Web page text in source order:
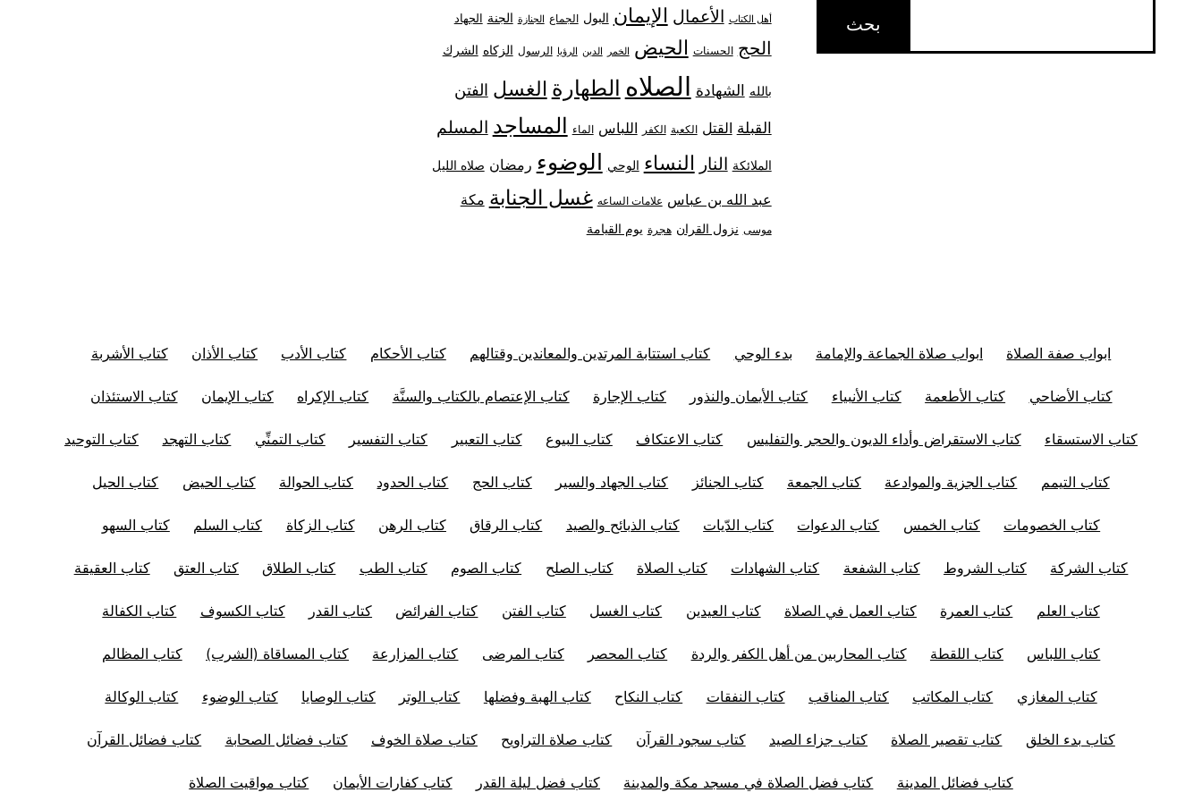
أهل الكتاب الأعمال الإيمان البول الجماع الجنازة الجنة الجهاد
الحج الحسنات الحيض الخمر الدين الرؤيا الرسول الزكاه الشرك
بالله الشهادة الصلاه الطهارة الغسل الفتن
القبلة القتل الكعبة الكفر اللباس الماء المساجد المسلم
الملائكة النار النساء الوحي الوضوء رمضان صلاه الليل
عبد الله بن عباس علامات الساعه غسل الجنابة مكة
موسى نزول القران هجرة يوم القيامة
ابواب صفة الصلاة ابواب صلاة الجماعة والإمامة بدء الوحي كتاب استتابة المرتدين والمعاندين وقتالهم كتاب الأحكام كتاب الأدب كتاب الأذان كتاب الأشربة
كتاب الأضاحي كتاب الأطعمة كتاب الأنبياء كتاب الأيمان والنذور كتاب الإجارة كتاب الإعتصام بالكتاب والسنَّة كتاب الإكراه كتاب الإيمان كتاب الاستئذان
كتاب الاستسقاء كتاب الاستقراض وأداء الديون والحجر والتفليس كتاب الاعتكاف كتاب البيوع كتاب التعبير كتاب التفسير كتاب التمنِّي كتاب التهجد كتاب التوحيد
كتاب التيمم كتاب الجزية والموادعة كتاب الجمعة كتاب الجنائز كتاب الجهاد والسير كتاب الحج كتاب الحدود كتاب الحوالة كتاب الحيض كتاب الحيل
كتاب الخصومات كتاب الخمس كتاب الدعوات كتاب الدّيات كتاب الذبائح والصيد كتاب الرقاق كتاب الرهن كتاب الزكاة كتاب السلم كتاب السهو
كتاب الشركة كتاب الشروط كتاب الشفعة كتاب الشهادات كتاب الصلاة كتاب الصلح كتاب الصوم كتاب الطب كتاب الطلاق كتاب العتق كتاب العقيقة
كتاب العلم كتاب العمرة كتاب العمل في الصلاة كتاب العيدين كتاب الغسل كتاب الفتن كتاب الفرائض كتاب القدر كتاب الكسوف كتاب الكفالة
كتاب اللباس كتاب اللقطة كتاب المحاربين من أهل الكفر والردة كتاب المحصر كتاب المرضى كتاب المزارعة كتاب المساقاة (الشرب) كتاب المظالم
كتاب المغازي كتاب المكاتب كتاب المناقب كتاب النفقات كتاب النكاح كتاب الهبة وفضلها كتاب الوتر كتاب الوصايا كتاب الوضوء كتاب الوكالة
كتاب بدء الخلق كتاب تقصير الصلاة كتاب جزاء الصيد كتاب سجود القرآن كتاب صلاة التراويح كتاب صلاة الخوف كتاب فضائل الصحابة كتاب فضائل القرآن
كتاب فضائل المدينة كتاب فضل الصلاة في مسجد مكة والمدينة كتاب فضل ليلة القدر كتاب كفارات الأيمان كتاب مواقيت الصلاة